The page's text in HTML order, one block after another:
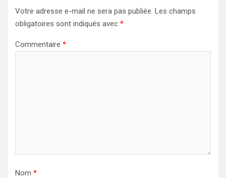
Votre adresse e-mail ne sera pas publiée. Les champs
obligatoires sont indiqués avec *
Commentaire *
Nom *